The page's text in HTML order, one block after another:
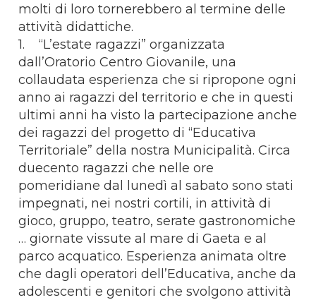
molti di loro tornerebbero al termine delle
attività didattiche.
1. “L’estate ragazzi” organizzata
dall’Oratorio Centro Giovanile, una
collaudata esperienza che si ripropone ogni
anno ai ragazzi del territorio e che in questi
ultimi anni ha visto la partecipazione anche
dei ragazzi del progetto di “Educativa
Territoriale” della nostra Municipalità. Circa
duecento ragazzi che nelle ore
pomeridiane dal lunedì al sabato sono stati
impegnati, nei nostri cortili, in attività di
gioco, gruppo, teatro, serate gastronomiche
… giornate vissute al mare di Gaeta e al
parco acquatico. Esperienza animata oltre
che dagli operatori dell’Educativa, anche da
adolescenti e genitori che svolgono attività